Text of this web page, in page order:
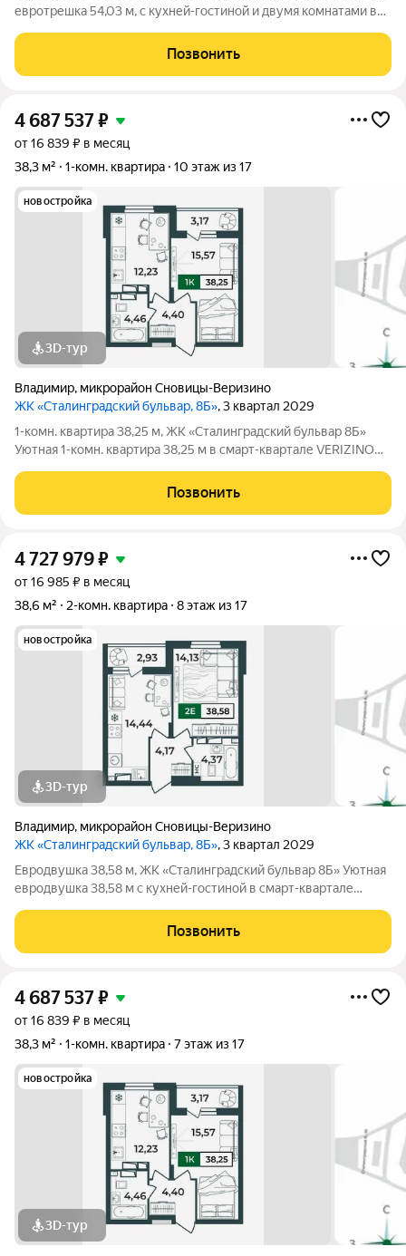
евротрешка 54,03 м, с кухней-гостиной и двумя комнатами в
удобная планировка, современный дом и развитая
инфраструктура рядом. О
Позвонить
4 687 537₽
от 16 839 ₽ в месяц
38,3 м²
1-комн. квартира 10 этаж из 17
новостройка
3D-тур
Владимир, микрорайон Сновицы-Веризино
ЖК «Сталинградский бульвар, 8Б», 3 квартал 2029
1-комн. квартира 38,25 м, ЖК «Сталинградский бульвар 8Б»
Уютная 1-комн. квартира 38,25 м в смарт-квартале VERIZINO
удобная планировка, современный дом и развитая
инфраструктура рядом. О
Позвонить
4 727 979₽
от 16 985 ₽ в месяц
38,6 м²
2-комн. квартира 8 этаж из 17
новостройка
3D-тур
Владимир, микрорайон Сновицы-Веризино
ЖК «Сталинградский бульвар, 8Б», 3 квартал 2029
Евродвушка 38,58 м, ЖК «Сталинградский бульвар 8Б» Уютная
евродвушка 38,58 м с кухней-гостиной в смарт-квартале
семьи: удобная планировка, современный дом и развитая
инфраструктура рядом. О
Позвонить
4 687 537₽
от 16 839 ₽ в месяц
38,3 м²
1-комн. квартира 7 этаж из 17
новостройка
3D-тур